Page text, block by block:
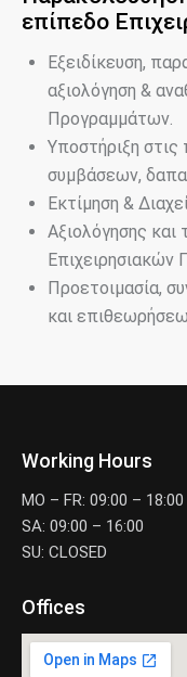
επίπεδο
Εξειδίκευση,
αξιολόγηση &
Προγραμμάτων.
Υποστήριξη
συμβάσεων,
Εκτίμηση &
Αξιολόγησης
Επιχειρησιακών
Προετοιμασία,
και
Working Hours
MO – FR: 09:00 – 18:00
SA: 09:00 – 16:00
SU: CLOSED
Offices